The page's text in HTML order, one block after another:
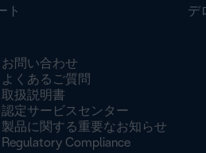
ト
お問い合わせ
よくあるご質問
取扱説明書
認定サービスセンター
製品に関する重要なお知らせ
Regulatory Compliance
デ